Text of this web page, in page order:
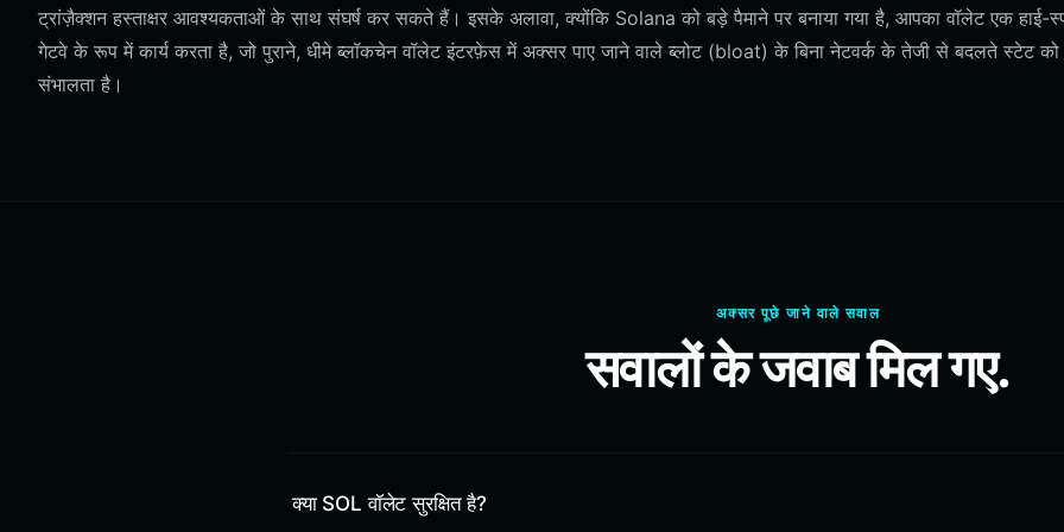
ट्रांज़ैक्शन हस्ताक्षर आवश्यकताओं के साथ संघर्ष कर सकते हैं। इसके अलावा, क्योंकि Solana को बड़े पैमाने पर बनाया गया है, आपका वॉलेट एक हाई-
गेटवे के रूप में कार्य करता है, जो पुराने, धीमे ब्लॉकचेन वॉलेट इंटरफ़ेस में अक्सर पाए जाने वाले ब्लोट (bloat) के बिना नेटवर्क के तेजी से बदलते स्टेट को
संभालता है।
अक्सर पूछे जाने वाले सवाल
सवालों के जवाब मिल गए.
क्या SOL वॉलेट सुरक्षित है?